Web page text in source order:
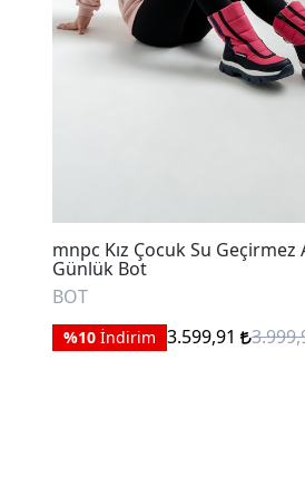
mnpc Kız Çocuk Su
Günlük Bot
BOT
%10 İndirim 3.599,91